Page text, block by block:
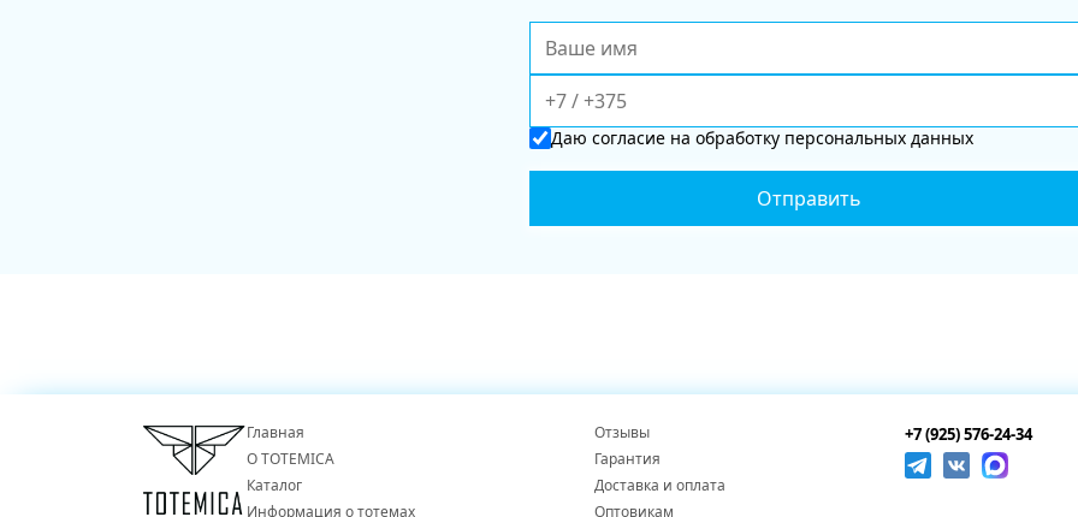
Даю согласиена обработку персональных данных
Главная
О TOTEMICA
Каталог
Информация о тотемах
Отзывы
Гарантия
Доставка и оплата
Оптовикам
+7 (925) 576-24-34